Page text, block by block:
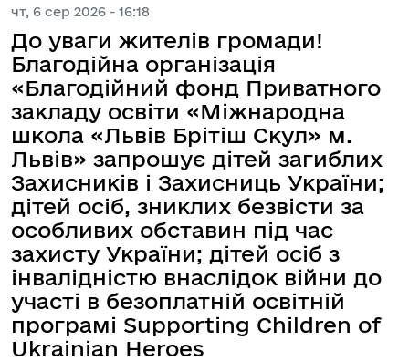
чт, 6 сер 2026 - 16:18
До уваги жителів громади!
Благодійна організація
«Благодійний фонд Приватного
закладу освіти «Міжнародна
школа «Львів Брітіш Скул» м.
Львів» запрошує дітей загиблих
Захисників і Захисниць України;
дітей осіб, зниклих безвісти за
особливих обставин під час
захисту України; дітей осіб з
інвалідністю внаслідок війни до
участі в безоплатній освітній
програмі Supporting Children of
Ukrainian Heroes